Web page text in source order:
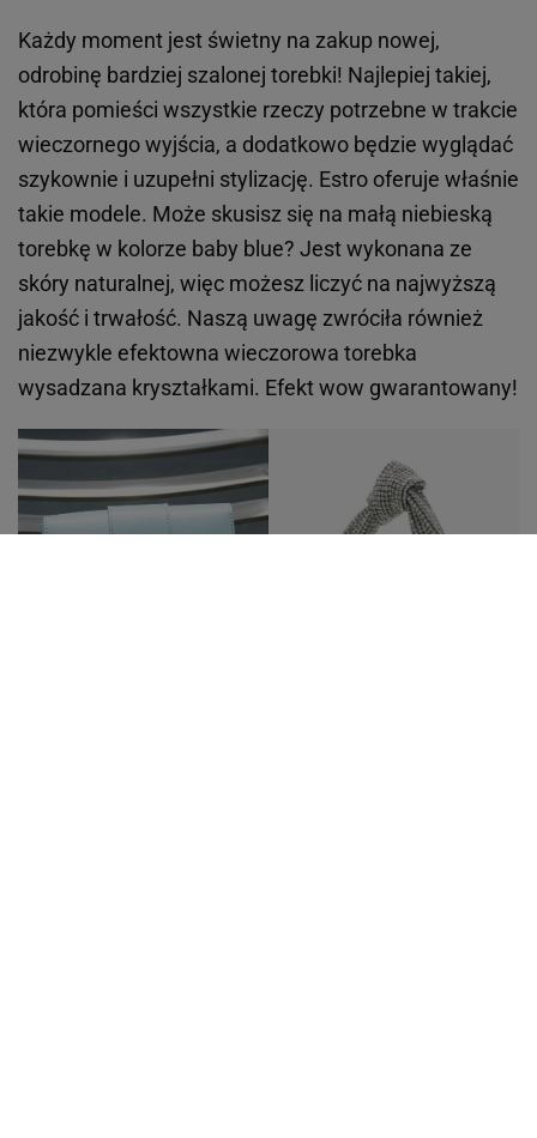
Każdy moment jest świetny na zakup nowej,
odrobinę bardziej szalonej torebki! Najlepiej takiej,
która pomieści wszystkie rzeczy potrzebne w trakcie
wieczornego wyjścia, a dodatkowo będzie wyglądać
szykownie i uzupełni stylizację. Estro oferuje właśnie
takie modele. Może skusisz się na małą niebieską
torebkę w kolorze baby blue? Jest wykonana ze
skóry naturalnej, więc możesz liczyć na najwyższą
jakość i trwałość. Naszą uwagę zwróciła również
niezwykle efektowna wieczorowa torebka
wysadzana kryształkami. Efekt wow gwarantowany!